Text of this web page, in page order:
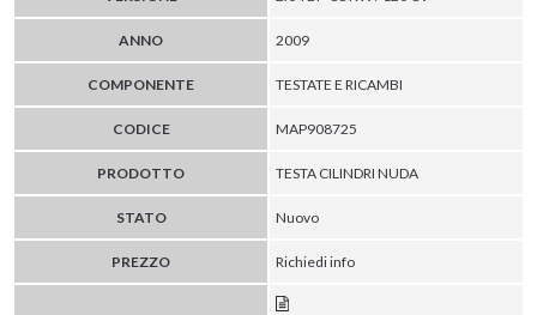
ANNO 2009
COMPONENTE TESTATE E RICAMBI
CODICE MAP908725
PRODOTTO TESTA CILINDRI NUDA
STATO Nuovo
PREZZO Richiedi info